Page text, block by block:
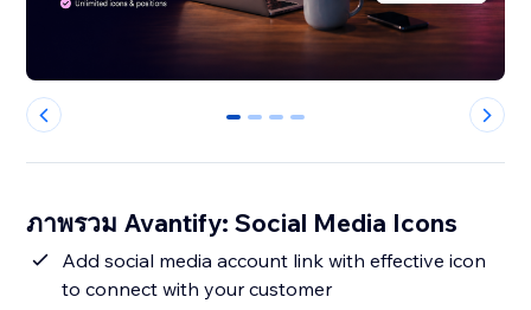
0 1 2 3
ภาพรวม Avantify: Social Media Icons
Add social media account link with effective icon
to connect with your customer